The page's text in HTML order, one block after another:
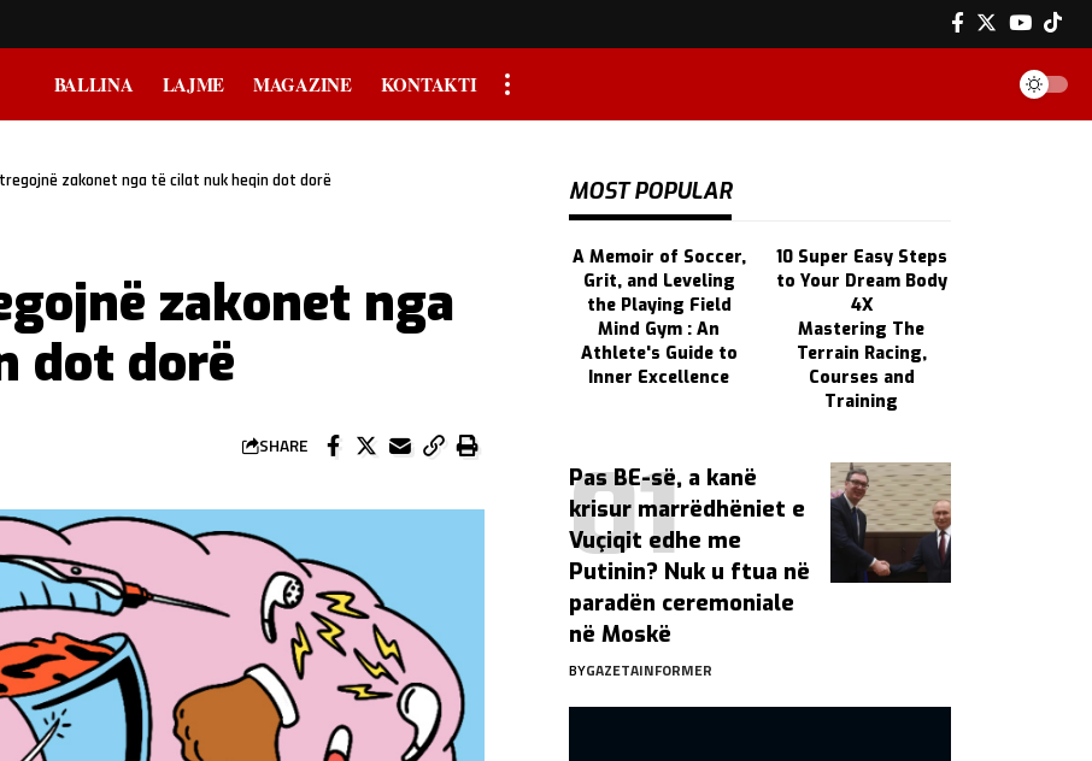
BALLINA LAJME MAGAZINE KONTAKTI
zakonet nga të cilat nuk heqin dot dorë
zakonet nga
dot dorë
SHARE
MOST POPULAR
A Memoir of Soccer,
Grit, and Leveling
the Playing Field
10 Super Easy Steps
to Your Dream Body
4X
Mind Gym : An
Athlete's Guide to
Inner Excellence
Mastering The
Terrain Racing,
Courses and
Training
Pas BE-së, a kanë
krisur marrëdhëniet e
Vuçiqit edhe me
Putinin? Nuk u ftua në
paradën ceremoniale
në Moskë
BYGAZETAINFORMER